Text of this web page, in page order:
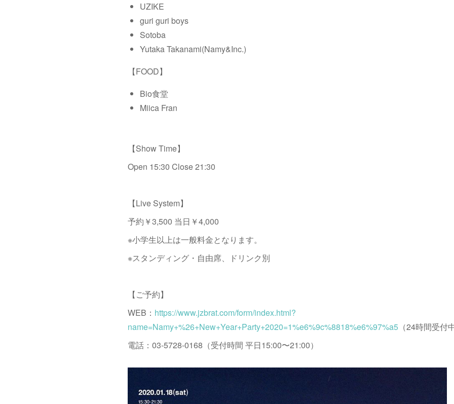
UZIKE
guri guri boys
Sotoba
Yutaka Takanami(Namy&Inc.)
【FOOD】
Bio食堂
Miica Fran
【Show Time】
Open 15:30 Close 21:30
【Live System】
予約￥3,500 当日￥4,000
※小学生以上は一般料金となります。
※スタンディング・自由席、ドリンク別
【ご予約】
WEB： https://www.jzbrat.com/form/index.html?
name=Namy+%26+New+Year+Party+2020=1%e6%9c%8818%e6%97%a5 （24時間受付
電話：03-5728-0168（受付時間 平日15:00〜21:00）